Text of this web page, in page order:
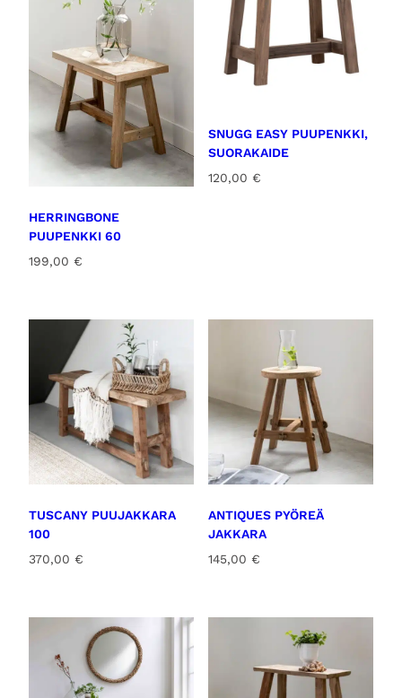
HERRINGBONE
PUUPENKKI 60
199,00 €
SNUGG EASY PUUPENKKI,
SUORAKAIDE
120,00 €
TUSCANY PUUJAKKARA
100
370,00 €
ANTIQUES PYÖREÄ
JAKKARA
145,00 €